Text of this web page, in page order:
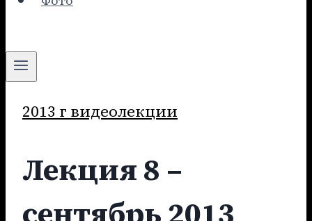
2013 г видеолекции
Лекция 8 –